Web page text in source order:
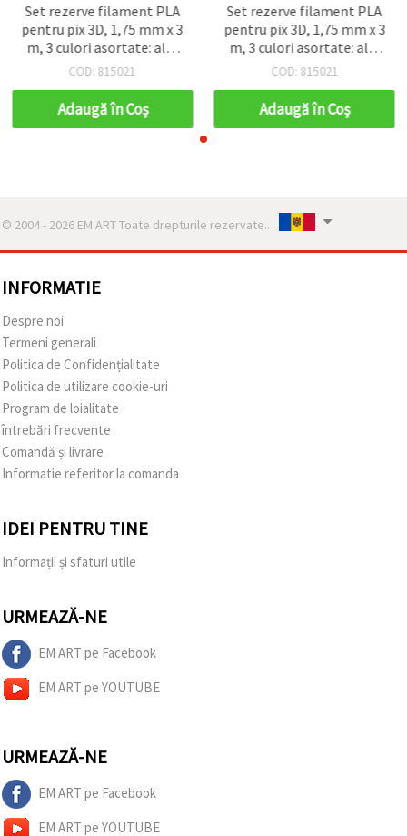
Set rezerve filament PLA
pentru pix 3D, 1,75 mm x 3
m, 3 culori asortate: alb,
roșu, verde
COD: 815021
Adaugă în Coş
Set rezerve filament PLA
pentru pix 3D, 1,75 mm x 3
m, 3 culori asortate: alb,
roșu, verde
COD: 815021
Adaugă în Coş
© 2004 - 2026 EM ART Toate drepturile rezervate..
INFORMATIE
Despre noi
Termeni generali
Politica de Confidențialitate
Politica de utilizare cookie-uri
Program de loialitate
întrebări frecvente
Comandă și livrare
Informatie referitor la comanda
IDEI PENTRU TINE
Informații și sfaturi utile
URMEAZĂ-NE
EM ART pe Facebook
EM ART pe YOUTUBE
URMEAZĂ-NE
EM ART pe Facebook
EM ART pe YOUTUBE